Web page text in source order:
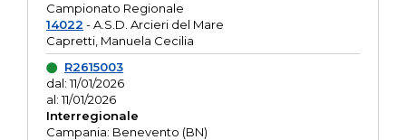
Campionato Regionale
14022 - A.S.D. Arcieri del Mare
Capretti, Manuela Cecilia
R2615003
dal: 11/01/2026
al: 11/01/2026
Interregionale
Campania: Benevento (BN)